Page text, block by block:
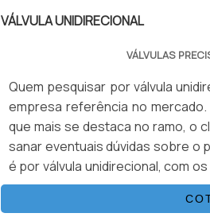
VÁLVULA UNIDIRECIONAL
VÁLVULAS
Quem pesquisar por válvula
empresa referência no
que mais se destaca no ramo, o
sanar eventuais dúvidas sobre o
é por válvula unidirecional, com
o cliente encontrará excelente